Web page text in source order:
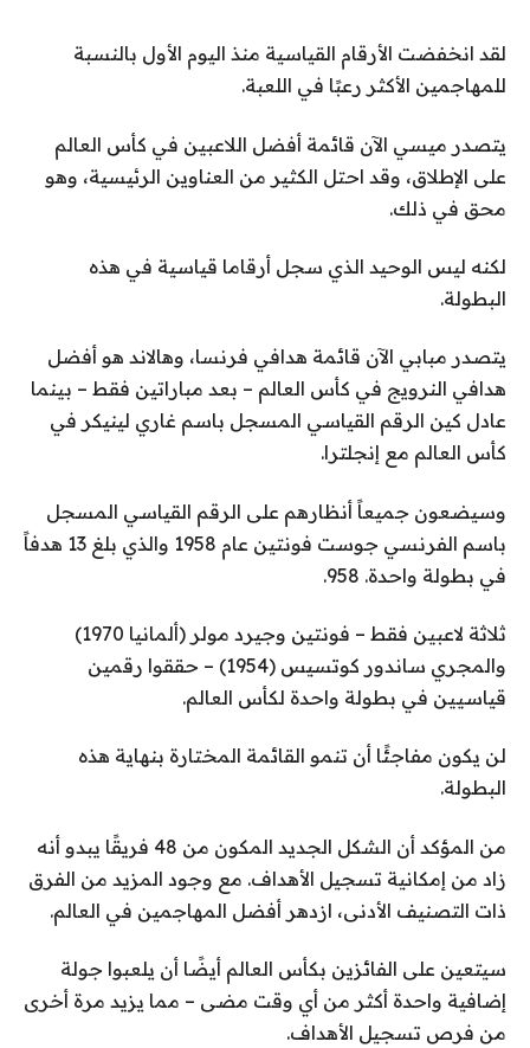
لقد انخفضت الأرقام القياسية منذ اليوم الأول بالنسبة
للمهاجمين الأكثر رعبًا في اللعبة.
يتصدر ميسي الآن قائمة أفضل اللاعبين في كأس العالم
على الإطلاق، وقد احتل الكثير من العناوين الرئيسية، وهو
محق في ذلك.
لكنه ليس الوحيد الذي سجل أرقاما قياسية في هذه
البطولة.
يتصدر مبابي الآن قائمة هدافي فرنسا، وهالاند هو أفضل
هدافي النرويج في كأس العالم – بعد مباراتين فقط – بينما
عادل كين الرقم القياسي المسجل باسم غاري لينيكر في
كأس العالم مع إنجلترا.
وسيضعون جميعاً أنظارهم على الرقم القياسي المسجل
باسم الفرنسي جوست فونتين عام 1958 والذي بلغ 13 هدفاً
في بطولة واحدة. 958.
ثلاثة لاعبين فقط – فونتين وجيرد مولر (ألمانيا 1970)
والمجري ساندور كوتسيس (1954) – حققوا رقمين
قياسيين في بطولة واحدة لكأس العالم.
لن يكون مفاجئًا أن تنمو القائمة المختارة بنهاية هذه
البطولة.
من المؤكد أن الشكل الجديد المكون من 48 فريقًا يبدو أنه
زاد من إمكانية تسجيل الأهداف. مع وجود المزيد من الفرق
ذات التصنيف الأدنى، ازدهر أفضل المهاجمين في العالم.
سيتعين على الفائزين بكأس العالم أيضًا أن يلعبوا جولة
إضافية واحدة أكثر من أي وقت مضى – مما يزيد مرة أخرى
من فرص تسجيل الأهداف.